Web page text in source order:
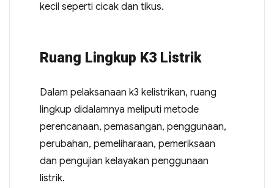
kecil seperti cicak dan tikus.
Ruang Lingkup K3 Listrik
Dalam pelaksanaan k3 kelistrikan, ruang
lingkup didalamnya meliputi metode
perencanaan, pemasangan, penggunaan,
perubahan, pemeliharaan, pemeriksaan
dan pengujian kelayakan penggunaan
listrik.